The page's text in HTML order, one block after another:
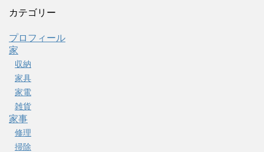
カテゴリー
プロフィール
家
収納
家具
家電
雑貨
家事
修理
掃除